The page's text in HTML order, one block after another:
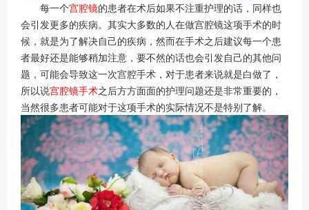
每一个宫腔镜的患者在术后如果不注重护理的话，同样也
会引发更多的疾病。其实大多数的人在做宫腔镜这项手术的时
候，就是为了解决自己的疾病，然而在手术之后建议每一个患
者最好还是能够稍加注意，要不然的话也会引发自己的其他问
题，可能会导致这一次宫腔手术，对于患者来说就是白做了，
所以说宫腔镜手术之后方方面面的护理问题还是非常重要的，
当然很多患者可能对于这项手术的实际情况不是特别了解。